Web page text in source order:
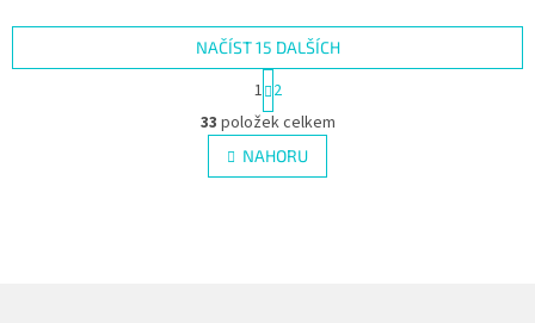
O
v
l
á
NAČÍST 15 DALŠÍCH
t
r
á
n
k
1 2
33 položek celkem
NAHORU